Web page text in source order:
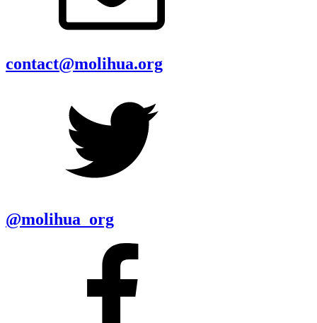
contact@molihua.org
@molihua_org